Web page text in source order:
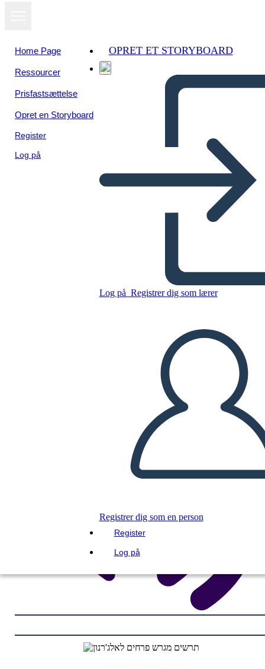
Home Page
Ressourcer
Prisfastsættelse
Opret en Storyboard
Register
Log på
OPRET ET STORYBOARD
Log på Registrer dig som lærer
Registrer dig som en person
Register
Log på
AFSPIL DIASSHOW
LÆS FOR MIG